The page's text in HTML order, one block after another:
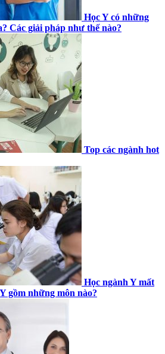
Học Y có những
Các giải pháp như thế nào?
Top các ngành hot
Học ngành Y mất
gồm những môn nào?